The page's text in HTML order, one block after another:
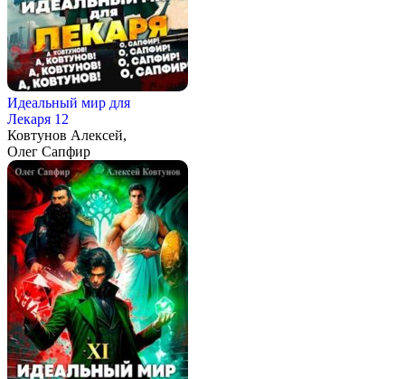
Идеальный мир для
Лекаря 12
Ковтунов Алексей,
Олег Сапфир